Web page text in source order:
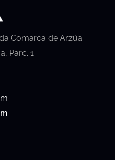
Comarca de Arzúa
Parc. 1